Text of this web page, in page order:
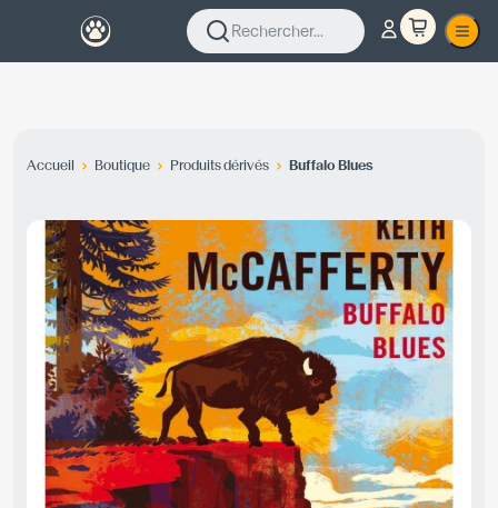
Rechercher...
Accueil Boutique Produits dérivés Buffalo Blues